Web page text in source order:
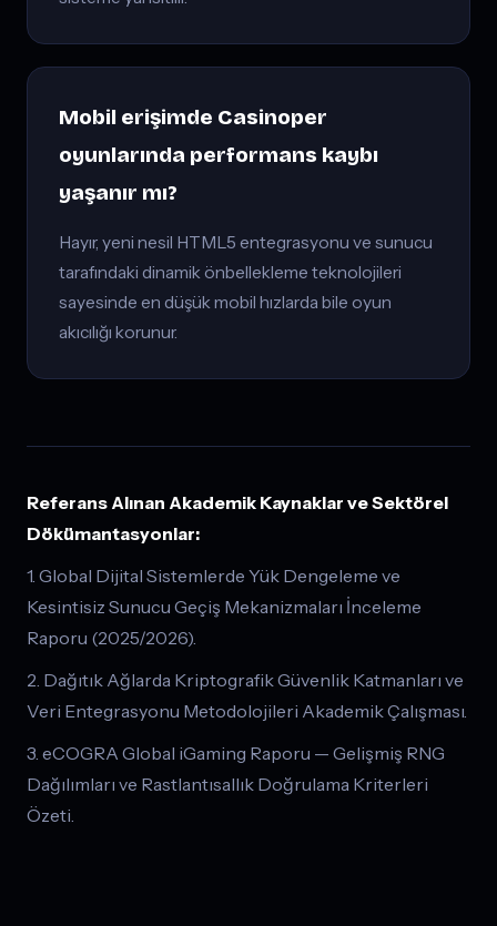
Mobil erişimde Casinoper
oyunlarında performans kaybı
yaşanır mı?
Hayır, yeni nesil HTML5 entegrasyonu ve sunucu
tarafındaki dinamik önbellekleme teknolojileri
sayesinde en düşük mobil hızlarda bile oyun
akıcılığı korunur.
Referans Alınan Akademik Kaynaklar ve Sektörel
Dökümantasyonlar:
1. Global Dijital Sistemlerde Yük Dengeleme ve
Kesintisiz Sunucu Geçiş Mekanizmaları İnceleme
Raporu (2025/2026).
2. Dağıtık Ağlarda Kriptografik Güvenlik Katmanları ve
Veri Entegrasyonu Metodolojileri Akademik Çalışması.
3. eCOGRA Global iGaming Raporu — Gelişmiş RNG
Dağılımları ve Rastlantısallık Doğrulama Kriterleri
Özeti.